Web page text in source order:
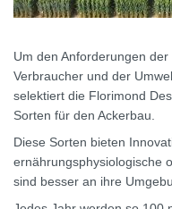
Um den Anforderungen
Verbraucher und der
selektiert die Florimond
Sorten für den Ackerbau.
Diese Sorten bieten
ernährungsphysiologische
sind besser an ihre